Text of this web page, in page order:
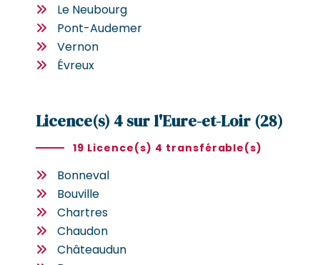
Le Neubourg
Pont-Audemer
Vernon
Évreux
Licence(s) 4 sur l'Eure-et-Loir (28)
19 Licence(s) 4 transférable(s)
Bonneval
Bouville
Chartres
Chaudon
Châteaudun